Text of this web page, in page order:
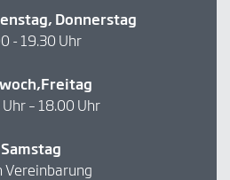
Donnerstag
- 19.30 Uhr
– 18.00 Uhr
Samstag
Vereinbarung